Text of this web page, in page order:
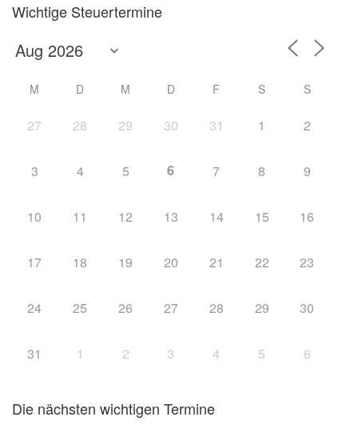
Wichtige Steuertermine
M D M D F S S
27 28 29 30 31 1 2
3 4 5 6 7 8 9
10 11 12 13 14 15 16
17 18 19 20 21 22 23
24 25 26 27 28 29 30
31 1 2 3 4 5 6
Die nächsten wichtigen Termine